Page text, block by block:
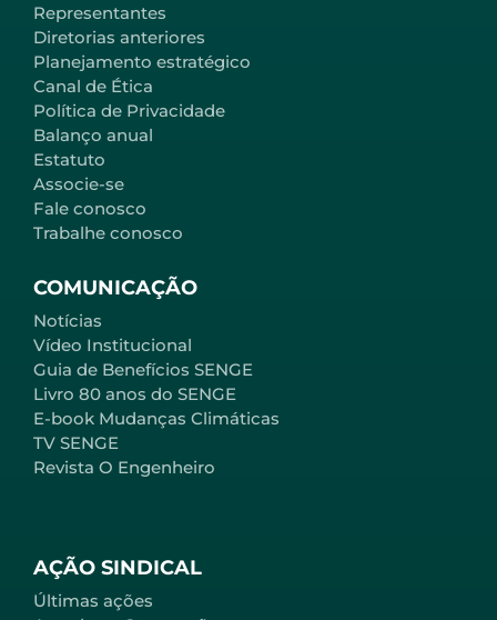
AÇÃO SINDICAL
Últimas ações
Representantes
Diretorias anteriores
Planejamento estratégico
Canal de Ética
Política de Privacidade
Balanço anual
Estatuto
Associe-se
Fale conosco
Trabalhe conosco
COMUNICAÇÃO
Notícias
Vídeo Institucional
Guia de Benefícios SENGE
Livro 80 anos do SENGE
E-book Mudanças Climáticas
TV SENGE
Revista O Engenheiro